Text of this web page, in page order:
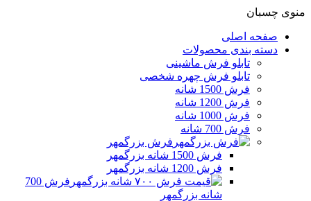
منوی چسبان
صفحه اصلی
دسته بندی محصولات
تابلو فرش ماشینی
تابلو فرش چهره شخصی
فرش 1500 شانه
فرش 1200 شانه
فرش 1000 شانه
فرش 700 شانه
فرش بزرگمهر
فرش 1500 شانه بزرگمهر
فرش 1200 شانه بزرگمهر
فرش 700
شانه بزرگمهر